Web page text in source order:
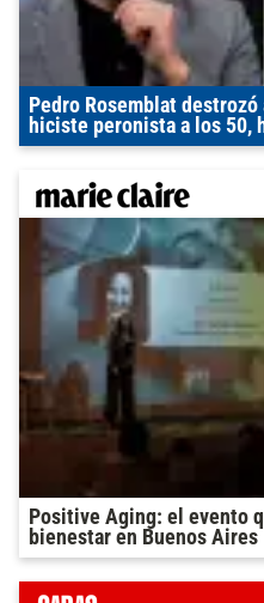
Pedro Rosemblat
hiciste peronista a los 50,
Positive Aging: el evento
bienestar en Buenos Aires